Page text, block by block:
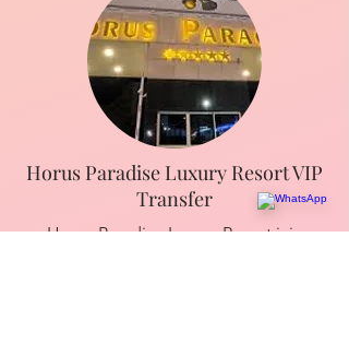
Horus Paradise Luxury Resort VIP
Transfer
Horus Paradise Luxury Resort için